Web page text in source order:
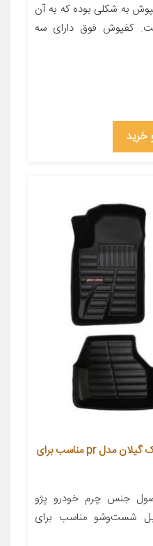
به شکلی بوده که به آن
کفپوش فوق دارای سه
خرید
کفپوش سه بعدی خودرو لاستیک گیلان مدل pr مناسب برای
جنس چرم خودرو پژو
شست‌وشو مناسب برای